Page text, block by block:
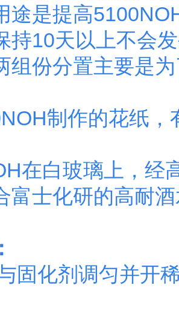
途是提高
持10天以上不会
组份分置主要是
制作的花纸，
在白玻璃上，经
富士化研的高耐
固化剂调匀并开